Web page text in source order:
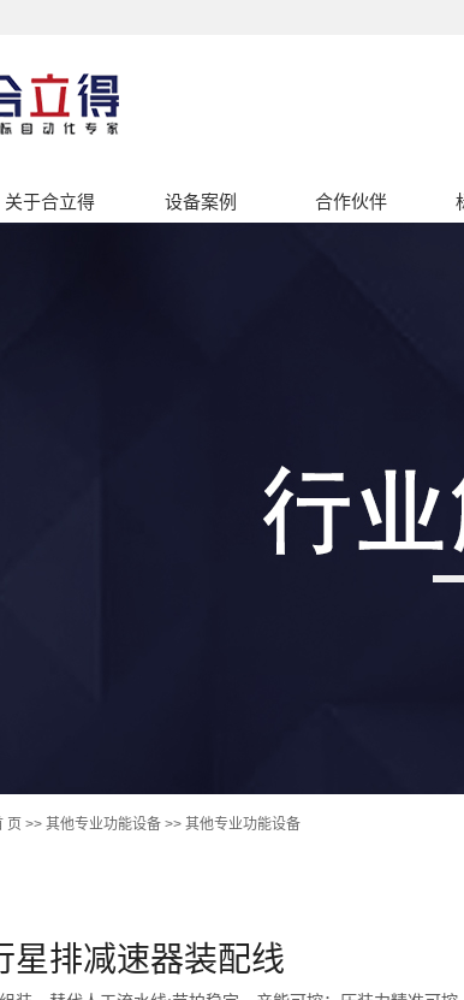
关于合立得 设备案例 合作伙伴
页 >> 其他专业功能设备 >> 其他专业功能设备
星排减速器装配线